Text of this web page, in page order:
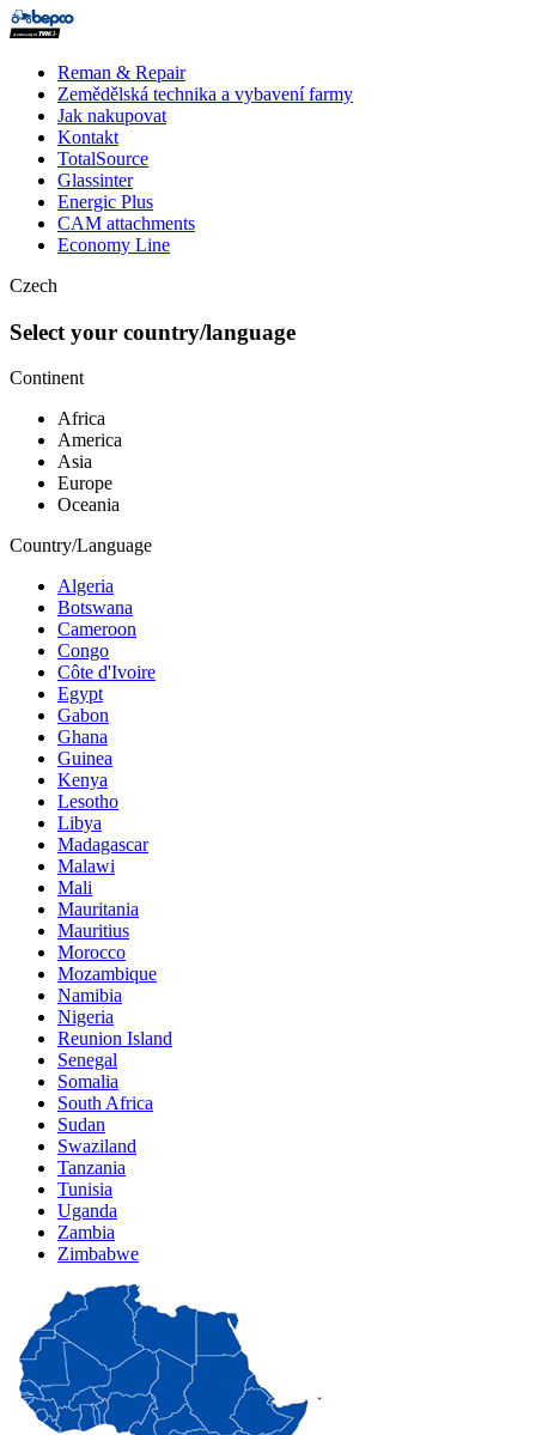
Skip
to
content
Top
menu
Reman & Repair
Zemědělská technika a vybavení farmy
Jak nakupovat
Kontakt
TotalSource
Glassinter
Energic Plus
CAM attachments
Economy Line
Czech
Select your country/language
Continent
Africa
America
Asia
Europe
Oceania
Country/Language
Algeria
Botswana
Cameroon
Congo
Côte d'Ivoire
Egypt
Gabon
Ghana
Guinea
Kenya
Lesotho
Libya
Madagascar
Malawi
Mali
Mauritania
Mauritius
Morocco
Mozambique
Namibia
Nigeria
Reunion Island
Senegal
Somalia
South Africa
Sudan
Swaziland
Tanzania
Tunisia
Uganda
Zambia
Zimbabwe